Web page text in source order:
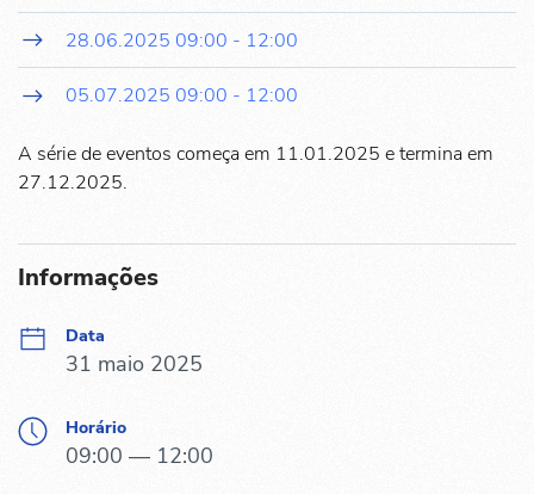
28.06.2025 09:00 - 12:00
05.07.2025 09:00 - 12:00
A série de eventos começa em 11.01.2025 e termina em
27.12.2025.
Informações
Data
31 maio 2025
Horário
09:00 — 12:00